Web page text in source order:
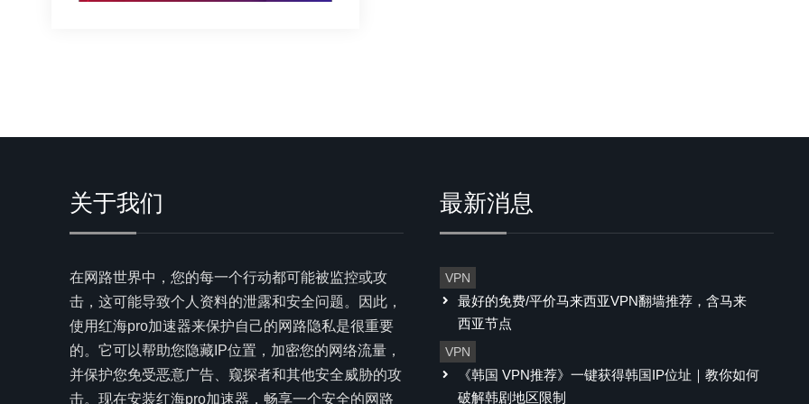
关于我们
在网路世界中，您的每一个行动都可能被监控或攻
击，这可能导致个人资料的泄露和安全问题。因此，
使用红海pro加速器来保护自己的网路隐私是很重要
的。它可以帮助您隐藏IP位置，加密您的网络流量，
并保护您免受恶意广告、窥探者和其他安全威胁的攻
击。现在安装红海pro加速器，畅享一个安全的网路
最新消息
VPN
最好的免费/平价马来西亚VPN翻墙推荐，含马来
西亚节点
VPN
《韩国 VPN推荐》一键获得韩国IP位址｜教你如何
破解韩剧地区限制